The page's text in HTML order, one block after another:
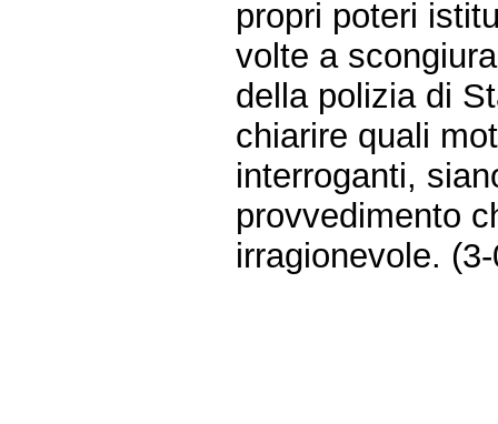
propri poteri
volte a
della polizia di
chiarire quali
interroganti,
provvedimento
irragionevole.